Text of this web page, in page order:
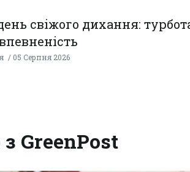
свіжого дихання:
05 Серпня 2026
GreenPost